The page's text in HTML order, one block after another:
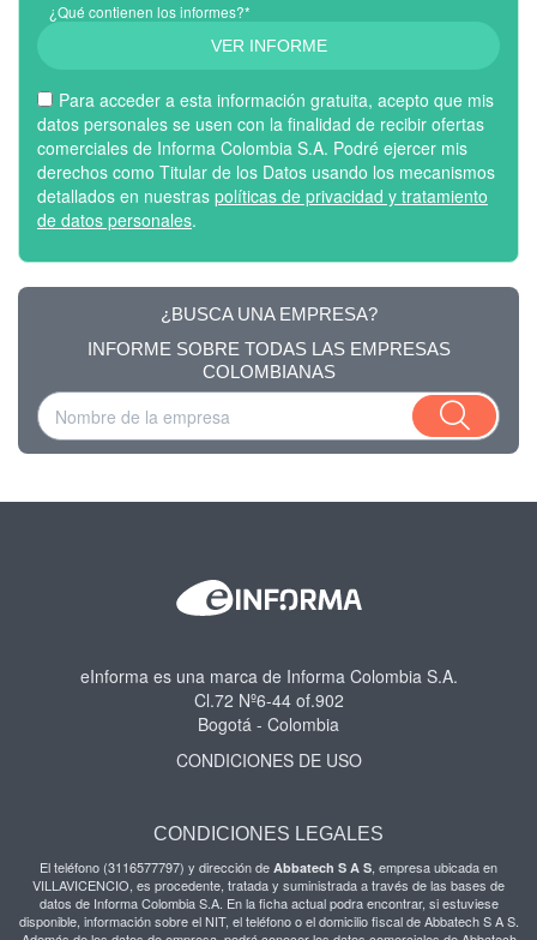
¿Qué contienen los informes?*
VER INFORME
Para acceder a esta información gratuita, acepto que mis
datos personales se usen con la finalidad de recibir ofertas
comerciales de Informa Colombia S.A. Podré ejercer mis
derechos como Titular de los Datos usando los mecanismos
detallados en nuestras políticas de privacidad y tratamiento
de datos personales.
¿BUSCA UNA EMPRESA?
INFORME SOBRE TODAS LAS EMPRESAS
COLOMBIANAS
eInforma es una marca de Informa Colombia S.A.
Cl.72 Nº6-44 of.902
Bogotá - Colombia
CONDICIONES DE USO
CONDICIONES LEGALES
El teléfono (3116577797) y dirección de Abbatech S A S
VILLAVICENCIO, es procedente, tratada y suministrada a través de las bases de
datos de Informa Colombia S.A. En la ficha actual podra encontrar, si estuviese
disponible, información sobre el NIT, el teléfono o el domicilio fiscal de Abbatech S A S.